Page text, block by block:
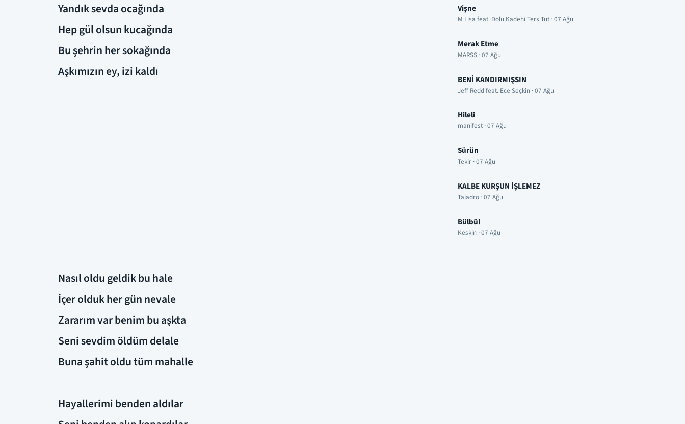
Yandık sevda ocağında
Hep gül olsun kucağında
Bu şehrin her sokağında
Aşkımızın ey, izi kaldı
Nasıl oldu geldik bu hale
İçer olduk her gün nevale
Zararım var benim bu aşkta
Seni sevdim öldüm delale
Buna şahit oldu tüm mahalle
Hayallerimi benden aldılar
Vişne
M Lisa feat. Dolu Kadehi Ters Tut · 07 Ağu
Merak Etme
MARSS · 07 Ağu
BENİ KANDIRMIŞSIN
Jeff Redd feat. Ece Seçkin · 07 Ağu
Hileli
manifest · 07 Ağu
Sürün
Tekir · 07 Ağu
KALBE KURŞUN İŞLEMEZ
Taladro · 07 Ağu
Bülbül
Keskin · 07 Ağu